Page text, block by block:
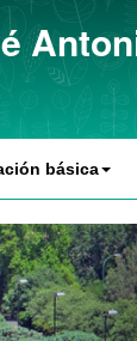
básica